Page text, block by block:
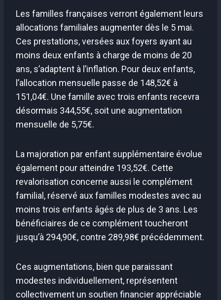
Les familles françaises verront également leurs
allocations familiales augmenter dès le 5 mai.
Ces prestations, versées aux foyers ayant au
moins deux enfants à charge de moins de 20
ans, s’adaptent à l’inflation. Pour deux enfants,
l’allocation mensuelle passe de 148,52€ à
151,04€. Une famille avec trois enfants recevra
désormais 344,55€, soit une augmentation
mensuelle de 5,75€.
La majoration par enfant supplémentaire évolue
également pour atteindre 193,52€. Cette
revalorisation concerne aussi le complément
familial, réservé aux familles modestes avec au
moins trois enfants âgés de plus de 3 ans. Les
bénéficiaires de ce complément toucheront
jusqu’à 294,90€, contre 289,98€ précédemment.
Ces augmentations, bien que paraissant
modestes individuellement, représentent
collectivement un soutien financier appréciable